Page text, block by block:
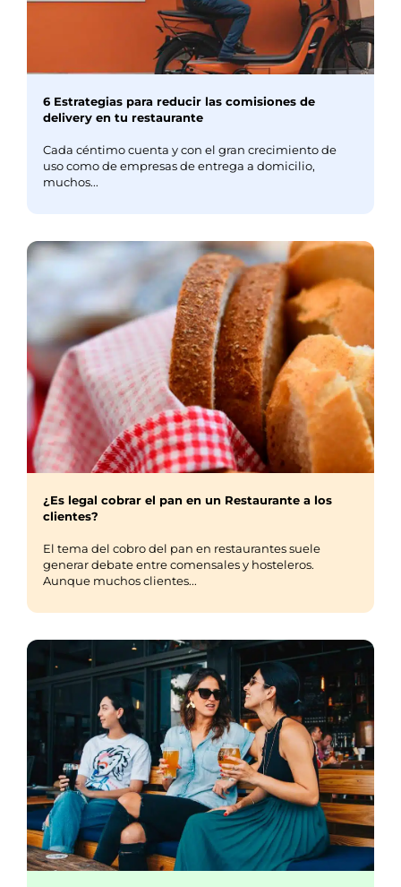
6 Estrategias para reducir las comisiones de
delivery en tu restaurante
Cada céntimo cuenta y con el gran crecimiento de
uso como de empresas de entrega a domicilio,
muchos...
¿Es legal cobrar el pan en un Restaurante a los
clientes?
El tema del cobro del pan en restaurantes suele
generar debate entre comensales y hosteleros.
Aunque muchos clientes...